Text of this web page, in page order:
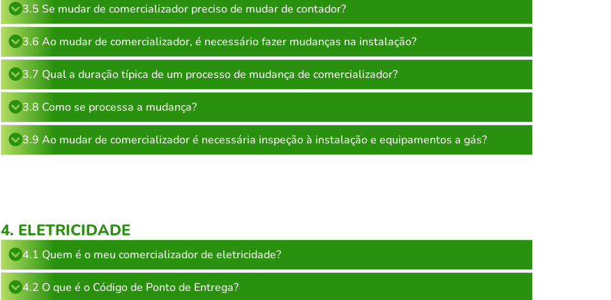
3.5 Se mudar de comercializador preciso de mudar de contador?
3.6 Ao mudar de comercializador, é necessário fazer mudanças na instalação?
3.7 Qual a duração típica de um processo de mudança de comercializador?
3.8 Como se processa a mudança?
3.9 Ao mudar de comercializador é necessária inspeção à instalação e equipamentos a gás?
4. ELETRICIDADE
4.1 Quem é o meu comercializador de eletricidade?
4.2 O que é o Código de Ponto de Entrega?